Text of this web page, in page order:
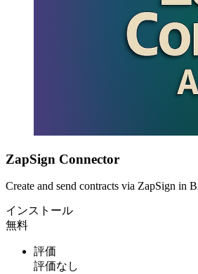
ZapSign Connector
Create and send contracts via ZapSign in
インストール
無料
評価
評価なし